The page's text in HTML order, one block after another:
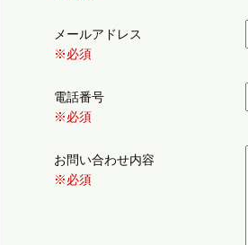
メールアドレス
※必須
電話番号
※必須
お問い合わせ内容
※必須